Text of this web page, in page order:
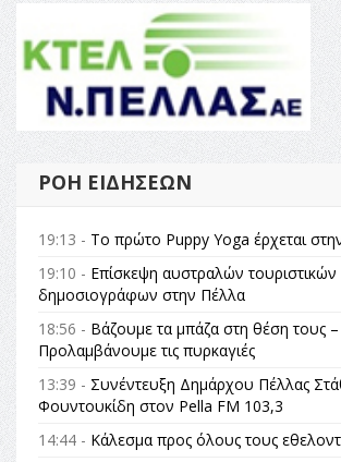
ΡΟΉ ΕΙΔΉΣΕΩΝ
19:13 - Το πρώτο Puppy Yoga έρχεται
19:10 - Επίσκεψη αυστραλών τουριστικών
δημοσιογράφων στην Πέλλα
18:56 - Βάζουμε τα μπάζα στη θέση τους –
Προλαμβάνουμε τις πυρκαγιές
13:39 - Συνέντευξη Δημάρχου Πέλλας
Φουντουκίδη στον Pella FM 103,3
14:44 - Κάλεσμα προς όλους τους